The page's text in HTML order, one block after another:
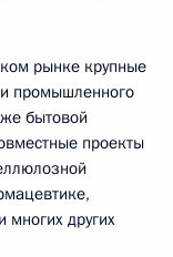
рынке крупные
промышленного
бытовой
проекты
многих других